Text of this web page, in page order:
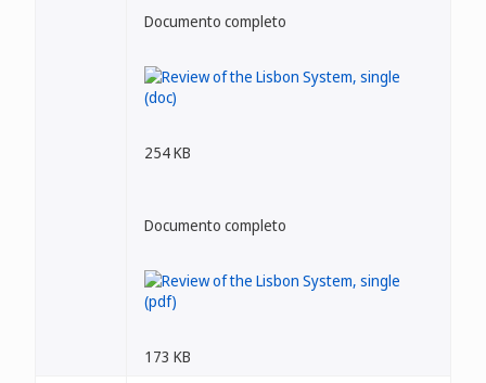
Documento completo
254 KB
Documento completo
173 KB